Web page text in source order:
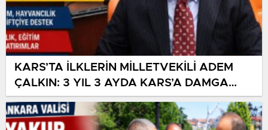
KARS’TA İLKLERİN MİLLETVEKİLİ ADEM
ÇALKIN: 3 YIL 3 AYDA KARS’A DAMGA
VURAN HİZMETLER